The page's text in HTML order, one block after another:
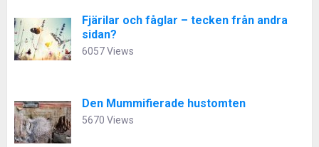
Fjärilar och fåglar – tecken från andra
sidan?
6057 Views
Den Mummifierade hustomten
5670 Views